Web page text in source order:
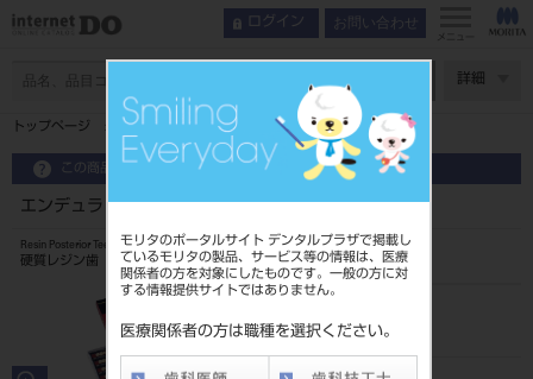
モリタのポータルサイト デンタルプラザで掲載し
ているモリタの製品、サービス等の情報は、医療
関係者の方を対象にしたものです。一般の方に対
する情報提供サイトではありません。
医療関係者の方は職種を選択ください。
ログイン お問い合わせ
メニュー
詳細
トップページ エンデュラ ゼロ臼歯 8歯 A3．5 M32L
この商品に関するお問い合わせ
エンデュラ ゼロ臼歯 8歯 A3．5 M32L
Resin Posterior Teeth
硬質レジン歯
204350056M32L